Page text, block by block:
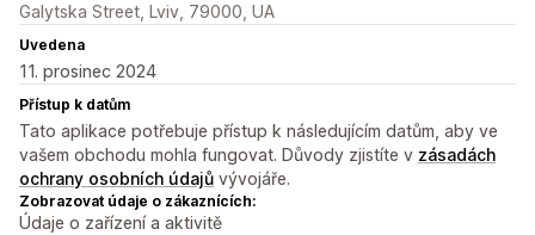
Galytska Street, Lviv, 79000, UA
Uvedena
11. prosinec 2024
Přístup k datům
Tato aplikace potřebuje přístup k následujícím datům, aby ve
vašem obchodu mohla fungovat. Důvody zjistíte v zásadách
ochrany osobních údajů vývojáře.
Zobrazovat údaje o zákaznících:
Údaje o zařízení a aktivitě